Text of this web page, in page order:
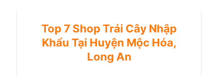
Top 7 Shop Trái Cây Nhập
Khẩu Tại Huyện Mộc Hóa,
Long An